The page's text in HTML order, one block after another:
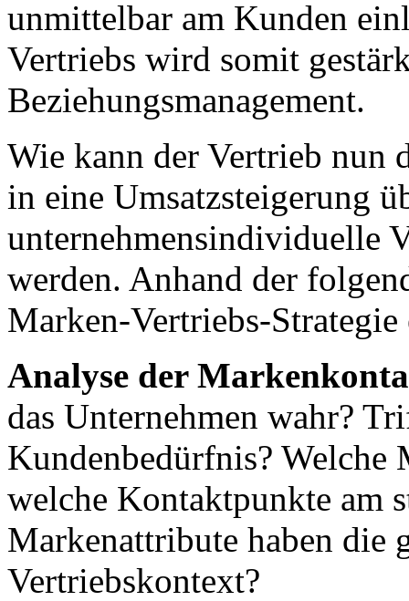
unmittelbar am Kunden
Vertriebs wird somit
Beziehungsmanagement.
Wie kann der Vertrieb nun
in eine Umsatzsteigerung
unternehmensindividuelle
werden. Anhand der
Marken-Vertriebs-
Analyse der
das Unternehmen wahr?
Kundenbedürfnis? Welche
welche Kontaktpunkte am
Markenattribute haben die
Vertriebskontext?